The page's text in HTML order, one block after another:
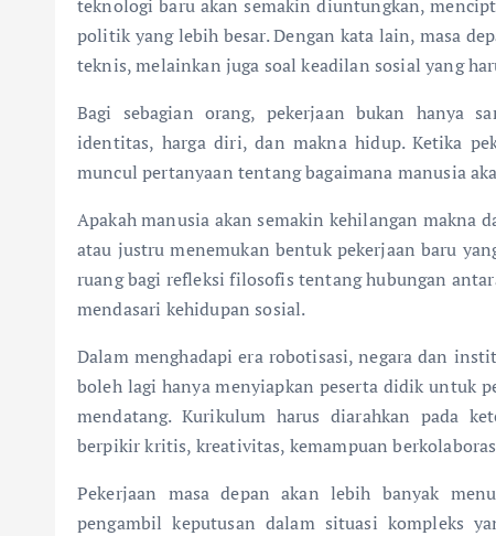
teknologi baru akan semakin diuntungkan,
politik yang lebih besar. Dengan kata lain, masa
teknis, melainkan juga soal keadilan sosial yang
Bagi sebagian orang, pekerjaan bukan hanya
identitas, harga diri, dan makna hidup. Ketika
muncul pertanyaan tentang bagaimana manusia
Apakah manusia akan semakin kehilangan makna
atau justru menemukan bentuk pekerjaan baru
ruang bagi refleksi filosofis tentang hubungan
mendasari kehidupan sosial.
Dalam menghadapi era robotisasi, negara dan
boleh lagi hanya menyiapkan peserta didik untuk
mendatang. Kurikulum harus diarahkan pada
berpikir kritis, kreativitas, kemampuan
Pekerjaan masa depan akan lebih banyak
pengambil keputusan dalam situasi kompleks